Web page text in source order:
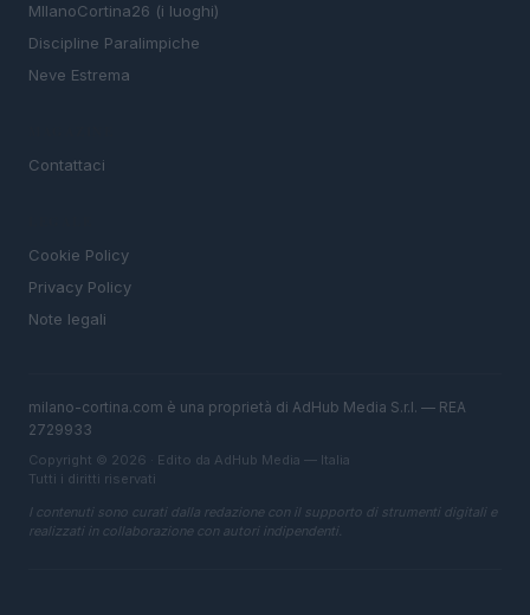
MIlanoCortina26 (i luoghi)
Discipline Paralimpiche
Neve Estrema
Contattaci
Cookie Policy
Privacy Policy
Note legali
milano-cortina.com è una proprietà di AdHub Media S.r.l. — REA
2729933
Copyright © 2026 · Edito da AdHub Media — Italia
Tutti i diritti riservati
I contenuti sono curati dalla redazione con il supporto di strumenti digitali e
realizzati in collaborazione con autori indipendenti.